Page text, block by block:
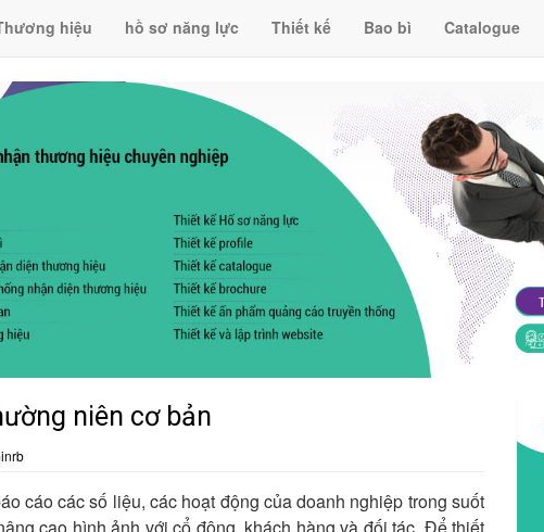
hiệu hồ sơ năng lực Thiết kế Bao bì Catalogue
niên cơ bản
cáo các số liệu, các hoạt động của doanh nghiệp trong suốt